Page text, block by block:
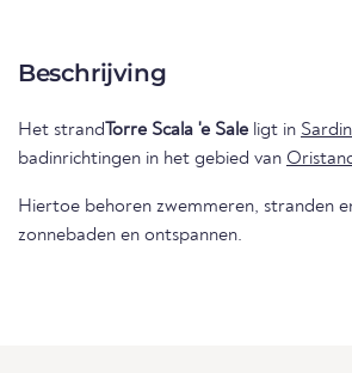
Beschrijving
Het strandTorre Scala 'e Sale ligt in
badinrichtingen in het gebied van
Hiertoe behoren zwemmeren, stranden
zonnebaden en ontspannen.